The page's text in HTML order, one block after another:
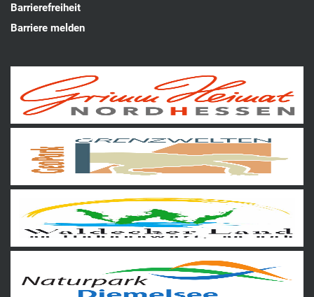
Barrierefreiheit
Barriere melden